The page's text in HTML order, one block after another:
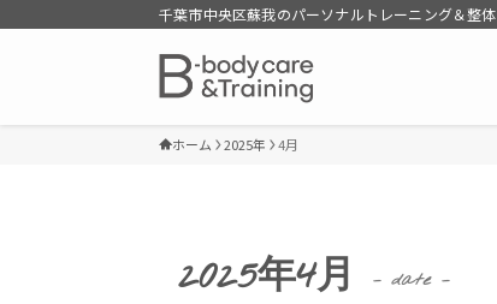
千葉市中央区蘇我のパーソナルトレーニング＆整体
ホーム 2025年 4月
2025年4月 – date –